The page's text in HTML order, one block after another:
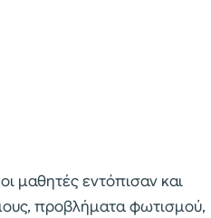
μαθητές εντόπισαν και
προβλήματα φωτισμού,